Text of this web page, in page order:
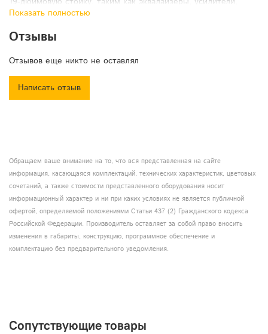
акустические системы, микшеры, процессоры эффектов и
Разработан для более быстрой установки и упрощенной
Имеет переднюю и заднюю дверцы, штабелируемую
конструкцию, прочные поворотные защелки и удобные ручки
для переноски.
Высота - 6U (1U = 4,445 см.)
Глубина кейса: 26 см.
Глубина каждой крышки - 5 см.
Вес брутто: 7,3 кг.
Размеры в коробке: 41-37-59 см.
Показать полностью
Отзывы
Отзывов еще никто не оставлял
Написать отзыв
Обращаем ваше внимание на то, что вся представленная на сайте
информация, касающаяся комплектаций, технических характеристик, цветовых
сочетаний, а также стоимости представленного оборудования носит
информационный характер и ни при каких условиях не является публичной
офертой, определяемой положениями Статьи 437 (2) Гражданского кодекса
Российской Федерации. Производитель оставляет за собой право вносить
изменения в габариты, конструкцию, программное обеспечение и
комплектацию без предварительного уведомления.
Сопутствующие товары